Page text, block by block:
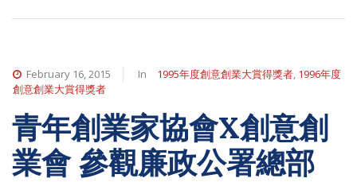
February 16, 2015 In 1995年度創意創業大賞得獎者, 1996年度
創意創業大賞得獎者
青年創業家協會X創意創
業會 參觀廉政公署總部